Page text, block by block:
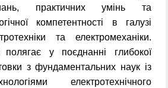
практичних умінь та
компетентності в галузі
та електромеханіки.
полягає у поєднанні глибокої
з фундаментальних наук із
електротехнічного